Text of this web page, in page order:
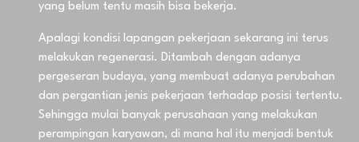
yang belum tentu masih bisa bekerja.
Apalagi kondisi lapangan pekerjaan sekarang ini terus
melakukan regenerasi. Ditambah dengan adanya
pergeseran budaya, yang membuat adanya perubahan
dan pergantian jenis pekerjaan terhadap posisi tertentu.
Sehingga mulai banyak perusahaan yang melakukan
perampingan karyawan, di mana hal itu menjadi bentuk